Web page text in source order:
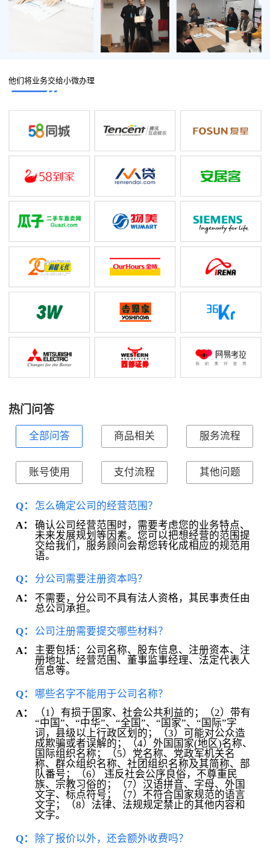
他们将业务交给小微办理
热门问答
全部问答 商品相关 服务流程
账号使用 支付流程 其他问题
Q：
怎么确定公司的经营范围？
A：
确认公司经营范围时，需要考虑您的业务特点、
未来发展规划等因素。您可以把想经营的范围提
交给我们，服务顾问会帮您转化成相应的规范用
语。
Q：
分公司需要注册资本吗？
A：
不需要，分公司不具有法人资格，其民事责任由
总公司承担。
Q：
公司注册需要提交哪些材料？
A：
主要包括：公司名称、股东信息、注册资本、注
册地址、经营范围、董事监事经理、法定代表人
信息等。
Q：
哪些名字不能用于公司名称？
A：
（1）有损于国家、社会公共利益的；（2）带有
“中国”、“中华”、“全国”、“国家”、“国际”字
词，县级以上行政区划的；（3）可能对公众造
成欺骗或者误解的；（4）外国国家(地区)名称、
国际组织名称；（5）党名称、党政军机关名
称、群众组织名称、社团组织名称及其简称、部
队番号；（6） 违反社会公序良俗，不尊重民
族、宗教习俗的；（7）汉语拼音、字母、外国
文字、标点符号；（7）不符合国家规范的语言
文字；（8）法律、法规规定禁止的其他内容和
文字。
Q：
除了报价以外，还会额外收费吗？